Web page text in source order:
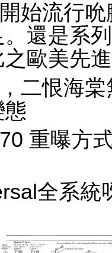
始流行
還是系
歐美先
二恨海
態
重曝方
全系統